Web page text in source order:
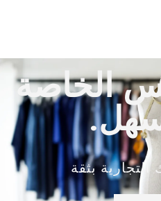
الخاصة
بثقة